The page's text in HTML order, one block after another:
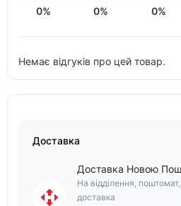
0% 0% 0%
Немає відгуків про цей товар.
Доставка
Доставка Новою
На відділення,
доставка